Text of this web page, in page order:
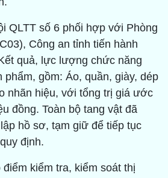
QLTT số 6 phối hợp với Phòng
Công an tỉnh tiến hành
quả, lực lượng chức năng
phẩm, gồm: Áo, quần, giày, dép
nhãn hiệu, với tổng trị giá ước
đồng. Toàn bộ tang vật đã
hồ sơ, tạm giữ để tiếp tục
định.
kiểm tra, kiểm soát thị